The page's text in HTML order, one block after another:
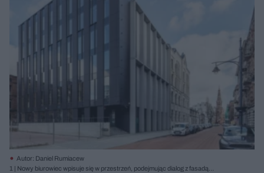
Autor: Daniel Rumiacew
1 | Nowy biurowiec wpisuje się w przestrzeń, podejmując dialog z fasadą